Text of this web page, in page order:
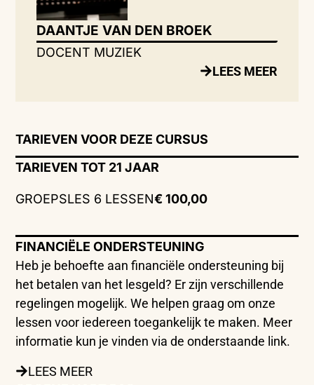
DAANTJE VAN DEN BROEK
DOCENT MUZIEK
LEES MEER
TARIEVEN VOOR DEZE CURSUS
TARIEVEN TOT 21 JAAR
GROEPSLES 6 LESSEN€ 100,00
FINANCIËLE ONDERSTEUNING
Heb je behoefte aan financiële ondersteuning bij
het betalen van het lesgeld? Er zijn verschillende
regelingen mogelijk. We helpen graag om onze
lessen voor iedereen toegankelijk te maken. Meer
informatie kun je vinden via de onderstaande link.
LEES MEER